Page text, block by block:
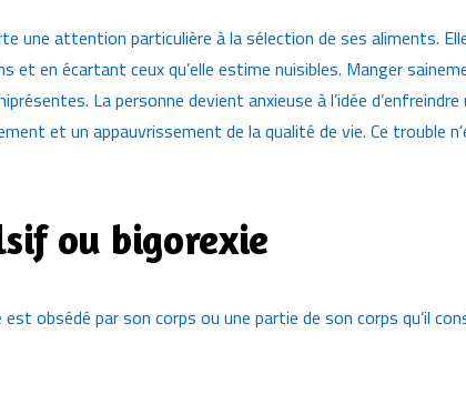
une attention particulière à la sélection de ses aliments.
et en écartant ceux qu’elle estime nuisibles. Manger
La personne devient anxieuse à l’idée
et un appauvrissement de la qualité de vie. Ce trouble
ou bigorexie
obsédé par son corps ou une partie de son corps qu’il